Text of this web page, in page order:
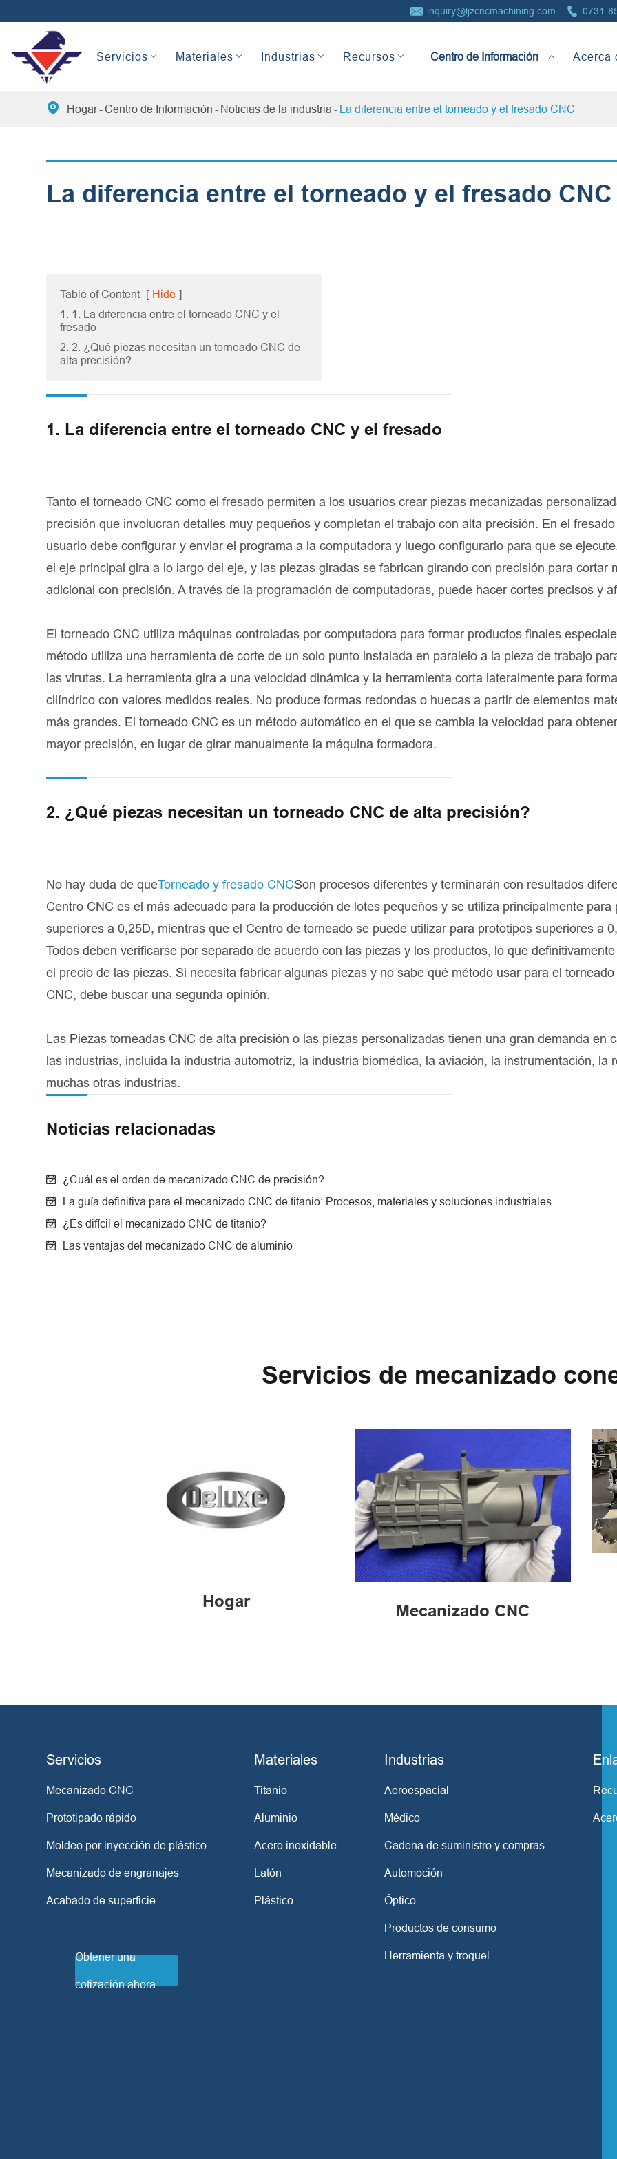
 inquiry@ljzcncmachining.com  0731-
Servicios Materiales Industrias Recursos
Acerca
 Hogar Centro de Información Noticias de la industria La diferencia entre el torneado y el fresado CNC
La diferencia entre el torneado y el fresado CNC
Table of Content [ Hide ]
1. 1. La diferencia entre el torneado CNC y el
fresado
2. 2. ¿Qué piezas necesitan un torneado CNC de
alta precisión?
1. La diferencia entre el torneado CNC y el fresado
Tanto el torneado CNC como el fresado permiten a los usuarios crear piezas mecanizadas
precisión que involucran detalles muy pequeños y completan el trabajo con alta precisión. En el
usuario debe configurar y enviar el programa a la computadora y luego configurarlo para que se
el eje principal gira a lo largo del eje, y las piezas giradas se fabrican girando con precisión para cortar
adicional con precisión. A través de la programación de computadoras, puede hacer cortes precisos y
El torneado CNC utiliza máquinas controladas por computadora para formar productos finales
método utiliza una herramienta de corte de un solo punto instalada en paralelo a la pieza de trabajo
las virutas. La herramienta gira a una velocidad dinámica y la herramienta corta lateralmente para
cilíndrico con valores medidos reales. No produce formas redondas o huecas a partir de elementos
más grandes. El torneado CNC es un método automático en el que se cambia la velocidad para
mayor precisión, en lugar de girar manualmente la máquina formadora.
2. ¿Qué piezas necesitan un torneado CNC de alta precisión?
No hay duda de queTorneado y fresado CNCSon procesos diferentes y terminarán con resultados
Centro CNC es el más adecuado para la producción de lotes pequeños y se utiliza principalmente para
superiores a 0,25D, mientras que el Centro de torneado se puede utilizar para prototipos superiores a
Todos deben verificarse por separado de acuerdo con las piezas y los productos, lo que
el precio de las piezas. Si necesita fabricar algunas piezas y no sabe qué método usar para el
CNC, debe buscar una segunda opinión.
Las Piezas torneadas CNC de alta precisión o las piezas personalizadas tienen una gran demanda en
las industrias, incluida la industria automotriz, la industria biomédica, la aviación, la instrumentación, la
muchas otras industrias.
Noticias relacionadas
¿Cuál es el orden de mecanizado CNC de precisión?
La guía definitiva para el mecanizado CNC de titanio: Procesos, materiales y soluciones industriales
¿Es difícil el mecanizado CNC de titanio?
Las ventajas del mecanizado CNC de aluminio
Servicios de mecanizado
Hogar
Mecanizado CNC
Servicios
Mecanizado CNC
Prototipado rápido
Moldeo por inyección de plástico
Mecanizado de engranajes
Acabado de superficie
Obtener una
cotización ahora
Materiales
Titanio
Aluminio
Acero inoxidable
Latón
Plástico
Industrias
Aeroespacial
Médico
Cadena de suministro y compras
Automoción
Óptico
Productos de consumo
Herramienta y troquel